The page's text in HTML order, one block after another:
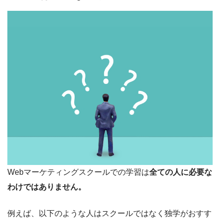
Webマーケティングスクールでの学習は全ての人に必要な
わけではありません。
例えば、以下のような人はスクールではなく独学がおすす